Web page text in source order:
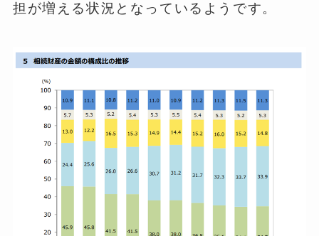
担が増える状況となっているようです。